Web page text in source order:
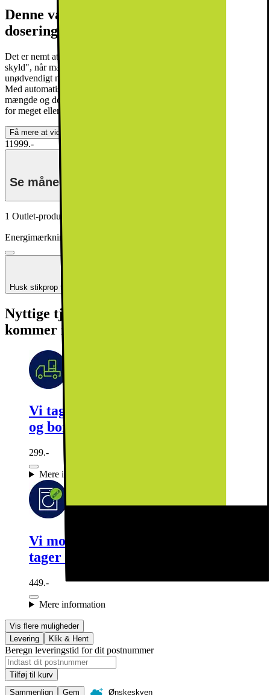
Denne vaskemaskine har automatisk
dosering
Det er nemt at komme til at bruge lidt ekstra "for en sikkerheds
skyld", når man fylder vaskemiddel på. Problemet er, at der bruges
unødvendigt meget vaskemiddel, og tøjet bliver ikke renere af det.
Med automatisk dosering beregner maskinen i stedet den præcise
mængde og doserer dermed sæben så effektivt som muligt - hverken
for meget eller for lidt. Bare helt korrekt.
Få mere at vide
11999.-
Se månedspris ved delbetaling.
1 Outlet-produkt tilgængeligt
Energimærkning
Husk stikprop til din hvidevare
Nyttige tjenester (fragtomkostninger
kommer i tillæg)
Vi tager dit gamle produkt med retur
og bortskaffer det forsvarligt
299.-
Mere information
Vi monterer din nye vaskemaskine og
tager emballagen med retur
449.-
Mere information
Vis flere muligheder
Levering
Klik & Hent
Beregn leveringstid for dit postnummer
Tilføj til kurv
Sammenlign
Gem Ønskeskyen